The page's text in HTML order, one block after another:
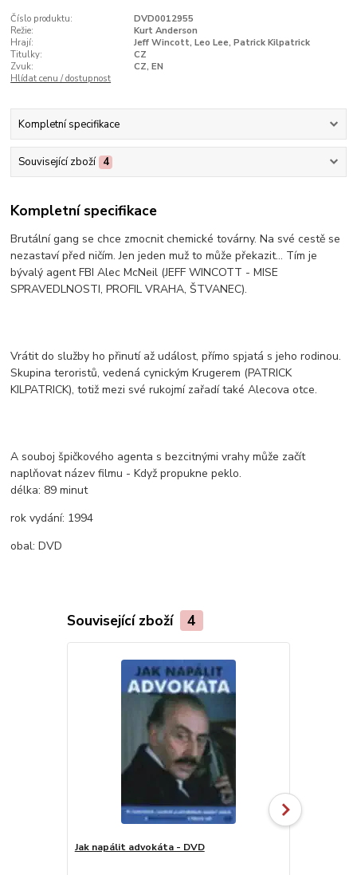
Číslo produktu:
DVD0012955
Režie:
Kurt Anderson
Hrají:
Jeff Wincott, Leo Lee, Patrick Kilpatrick
Titulky:
CZ
Zvuk:
CZ, EN
Hlídat cenu / dostupnost
Kompletní specifikace
Související zboží 4
Kompletní specifikace
Brutální gang se chce zmocnit chemické továrny. Na své cestě se
nezastaví před ničím. Jen jeden muž to může překazit... Tím je
bývalý agent FBI Alec McNeil (JEFF WINCOTT - MISE
SPRAVEDLNOSTI, PROFIL VRAHA, ŠTVANEC).
Vrátit do služby ho přinutí až událost, přímo spjatá s jeho rodinou.
Skupina teroristů, vedená cynickým Krugerem (PATRICK
KILPATRICK), totiž mezi své rukojmí zařadí také Alecova otce.
A souboj špičkového agenta s bezcitnými vrahy může začít
naplňovat název filmu - Když propukne peklo.
délka: 89 minut
rok vydání: 1994
obal: DVD
Související zboží 4
Jak napálit advokáta - DVD